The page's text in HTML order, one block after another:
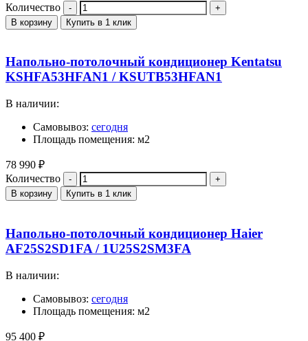
Количество
В корзину Купить в 1 клик
Напольно-потолочный кондиционер Kentatsu
KSHFA53HFAN1 / KSUTB53HFAN1
В наличии:
Самовывоз: сегодня
Площадь помещения: м2
78 990 ₽
Количество
В корзину Купить в 1 клик
Напольно-потолочный кондиционер Haier
AF25S2SD1FA / 1U25S2SM3FA
В наличии:
Самовывоз: сегодня
Площадь помещения: м2
95 400 ₽